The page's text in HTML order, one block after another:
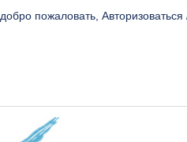
добро пожаловать, Авторизоваться